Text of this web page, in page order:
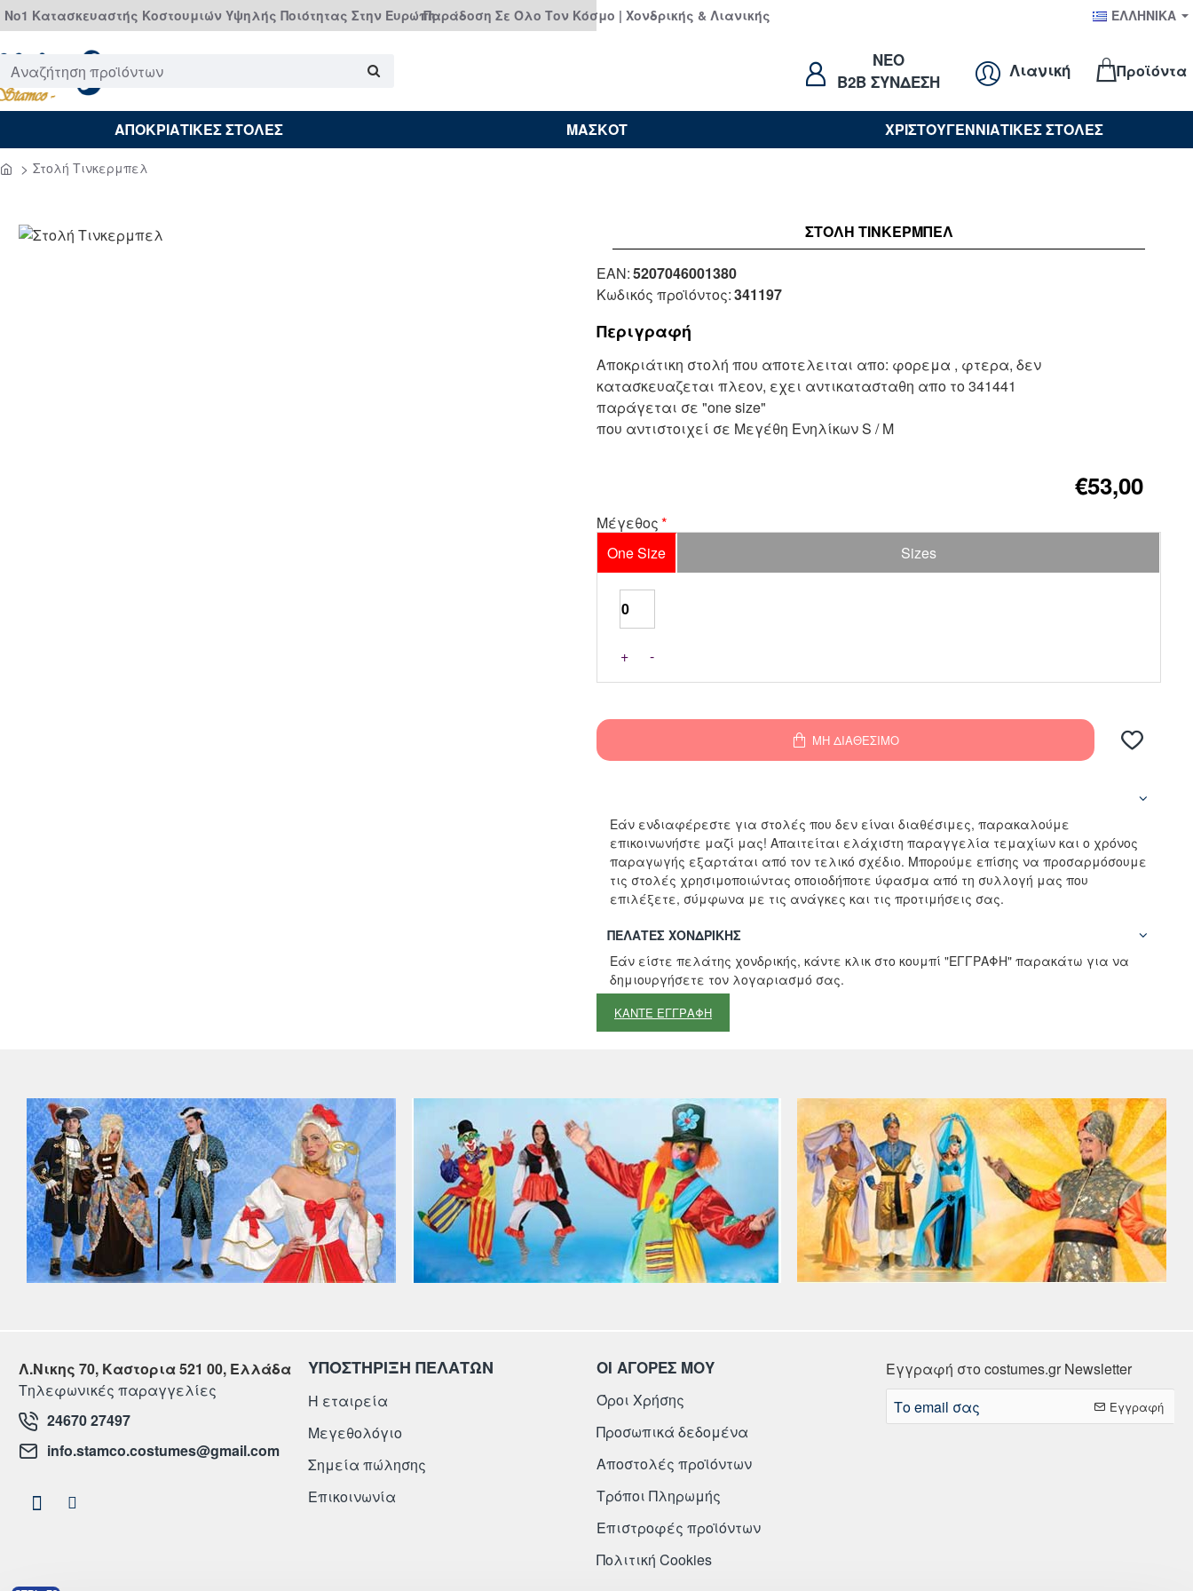
Νο1 Κατασκευαστής Κοστουμιών Υψηλής Ποιότητας Στην ΕυρώπηΠαράδοση Σε Όλο Τον Κόσμο | Χονδρικής & Λιανικής ΕΛΛΗΝΙΚΆ
Αναζήτηση
προϊόντων
NEO
B2B ΣΥΝΔΕΣΗ
Λιανική Προϊόντα
ΑΠΟΚΡΙΑΤΙΚΕΣ ΣΤΟΛΕΣ ΜΑΣΚΟΤ ΧΡΙΣΤΟΥΓΕΝΝΙΑΤΙΚΕΣ ΣΤΟΛΕΣ
Στολή Τινκερμπελ
ΣΤΟΛΉ ΤΙΝΚΕΡΜΠΕΛ
Περιγραφή
Αποκριάτικη στολή που αποτελειται απο: φορεμα , φτερα, δεν
κατασκευαζεται πλεον, εχει αντικατασταθη απο το 341441
παράγεται σε "one size"
που αντιστοιχεί σε Μεγέθη Ενηλίκων S / M
Κωδικός προϊόντος:341197
EAN:5207046001380
€53,00
Μέγεθος
One Size
Sizes
+ -
ΜΗ ΔΙΑΘΈΣΙΜΟ
Εάν ενδιαφέρεστε για στολές που δεν είναι διαθέσιμες, παρακαλούμε
επικοινωνήστε μαζί μας! Απαιτείται ελάχιστη παραγγελία τεμαχίων και ο χρόνος
παραγωγής εξαρτάται από τον τελικό σχέδιο. Μπορούμε επίσης να προσαρμόσουμε
τις στολές χρησιμοποιώντας οποιοδήποτε ύφασμα από τη συλλογή μας που
επιλέξετε, σύμφωνα με τις ανάγκες και τις προτιμήσεις σας.
ΠΕΛΆΤΕΣ ΧΟΝΔΡΙΚΉΣ
Εάν είστε πελάτης χονδρικής, κάντε κλικ στο κουμπί "ΕΓΓΡΑΦΗ" παρακάτω για να
δημιουργήσετε τον λογαριασμό σας.
ΚΑΝΤΕ ΕΓΓΡΑΦΗ
Λ.Νικης 70, Καστορια 521 00, Ελλάδα
Τηλεφωνικές παραγγελίες
24670 27497
info.stamco.costumes@gmail.com
ΥΠΟΣΤΗΡΙΞΗ ΠΕΛΑΤΩΝ
Η εταιρεία
Μεγεθολόγιο
Σημεία πώλησης
Επικοινωνία
ΟΙ ΑΓΟΡΕΣ ΜΟΥ
Όροι Χρήσης
Προσωπικά δεδομένα
Αποστολές προϊόντων
Τρόποι Πληρωμής
Επιστροφές προϊόντων
Πολιτική Cookies
Εγγραφή στο costumes.gr Newsletter
Το
email
Εγγραφή